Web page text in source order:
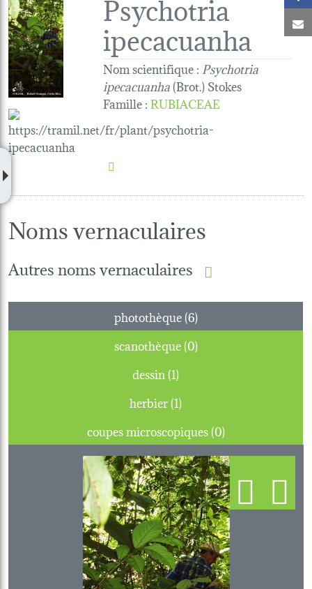
ipecacuanha
Nom scientifique : Psychotria
ipecacuanha(Brot.) Stokes
Famille:RUBIACEAE
Noms vernaculaires
Autres noms vernaculaires
photothèque (6)
scanothèque (0)
dessin (1)
herbier (1)
coupes microscopiques (0)